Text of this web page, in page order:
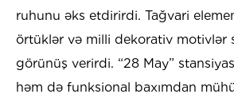
ruhunu əks etdirirdi. Tağvari
örtüklər və milli dekorativ motivlər
görünüş verirdi. “28 May”
həm də funksional baxımdan